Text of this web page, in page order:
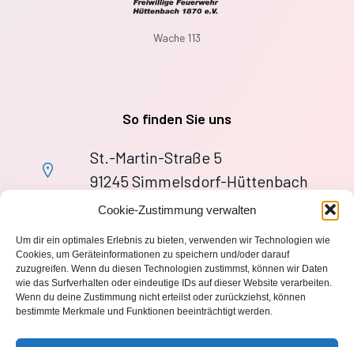
Cookie-Zustimmung verwalten
Um dir ein optimales Erlebnis zu bieten, verwenden wir Technologien wie
Cookies, um Geräteinformationen zu speichern und/oder darauf
zuzugreifen. Wenn du diesen Technologien zustimmst, können wir Daten
wie das Surfverhalten oder eindeutige IDs auf dieser Website verarbeiten.
Wenn du deine Zustimmung nicht erteilst oder zurückziehst, können
bestimmte Merkmale und Funktionen beeinträchtigt werden.
Wache 113
So finden Sie uns
St.-Martin-Straße 5
91245 Simmelsdorf-Hüttenbach
+49 9155 9279727
wache113@ff-huettenbach.de